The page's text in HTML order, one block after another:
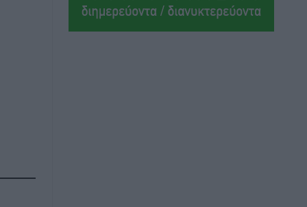
Αθλητικά• πριν 3 ώρες